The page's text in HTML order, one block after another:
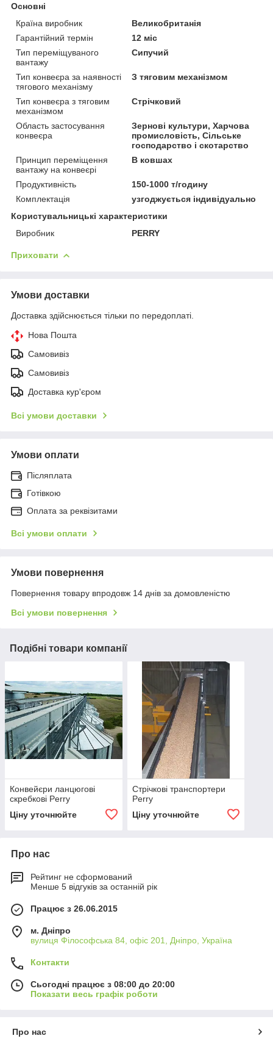
Основні
Країна виробник
Великобританія
Гарантійний термін
12 міс
Тип переміщуваного
вантажу
Сипучий
Тип конвеєра за наявності
тягового механізму
З тяговим механізмом
Тип конвеєра з тяговим
механізмом
Стрічковий
Область застосування
конвеєра
Зернові культури, Харчова
промисловість, Сільське
господарство і скотарство
Принцип переміщення
вантажу на конвеєрі
В ковшах
Продуктивність
150-1000 т/годину
Комплектація
узгоджується індивідуально
Користувальницькі характеристики
Виробник
PERRY
Приховати
Умови доставки
Доставка здійснюється тільки по передоплаті.
Нова Пошта
Самовивіз
Самовивіз
Доставка кур'єром
Всі умови доставки
Умови оплати
Післяплата
Готівкою
Оплата за реквізитами
Всі умови оплати
Умови повернення
Повернення товару впродовж 14 днів за домовленістю
Всі умови повернення
Подібні товари компанії
Конвейєри ланцюгові
скребкові Perry
Ціну уточнюйте
Стрічкові транспортери
Perry
Ціну уточнюйте
Про нас
Рейтинг не сформований
Менше 5 відгуків за останній рік
Працює з 26.06.2015
м. Дніпро
вулиця Філософська 84, офіс 201, Дніпро, Україна
Контакти
Сьогодні працює з 08:00 до 20:00
Показати весь графік роботи
Про нас